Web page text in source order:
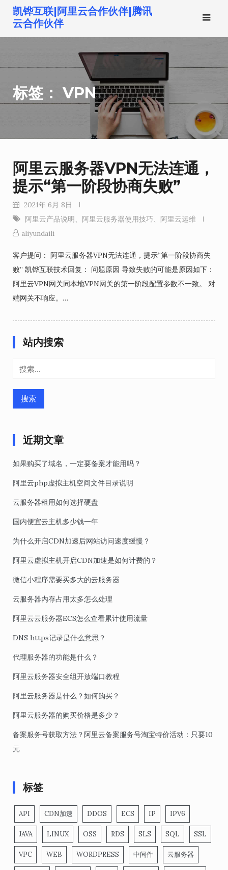
到
凯铧互联|阿里云合作伙伴|腾讯
云合作伙伴
标签： VPN
阿里云服务器VPN无法连通，
提示“第一阶段协商失败”
2021年 6月 8日
阿里云产品说明、 阿里云服务器使用技巧、 阿里云运维
aliyundaili
客户提问： 阿里云服务器VPN无法连通，提示“第一阶段协商失
败” 凯铧互联技术回复： 问题原因 导致失败的可能是原因如下：
阿里云VPN网关同本地VPN网关的第一阶段配置参数不一致。 对
端网关不响应。…
站内搜索
近期文章
如果购买了域名，一定要备案才能用吗？
阿里云php虚拟主机空间文件目录说明
云服务器租用如何选择硬盘
国内便宜云主机多少钱一年
为什么开启CDN加速后网站访问速度缓慢？
阿里云虚拟主机开启CDN加速是如何计费的？
微信小程序需要买多大的云服务器
云服务器内存占用太多怎么处理
阿里云云服务器ECS怎么查看累计使用流量
DNS https记录是什么意思？
代理服务器的功能是什么？
阿里云服务器安全组开放端口教程
阿里云服务器是什么？如何购买？
阿里云服务器的购买价格是多少？
备案服务号获取方法？阿里云备案服务号淘宝特价活动：只要10
元
标签
API CDN加速 DDOS ECS IP IPV6
JAVA LINUX OSS RDS SLS SQL SSL
VPC WEB WORDPRESS 中间件 云服务器